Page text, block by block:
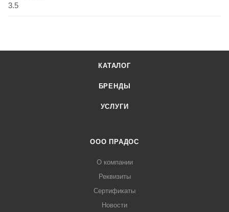
3.5
КАТАЛОГ
БРЕНДЫ
УСЛУГИ
ООО ПРАДОС
О компании
Реквизиты
Сертификаты
Новости